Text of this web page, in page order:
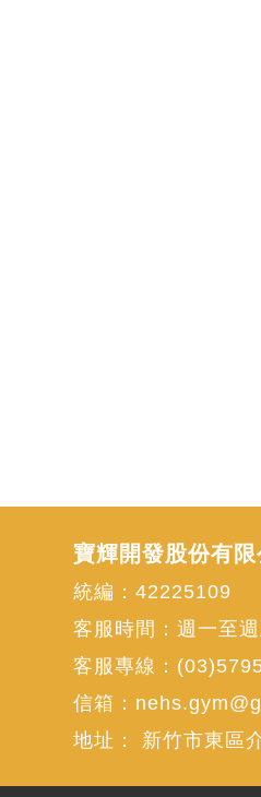
寶輝開發股份有
統編：42225109
客服時間：週一至
客服專線：
信箱：
地址： 新竹市東區